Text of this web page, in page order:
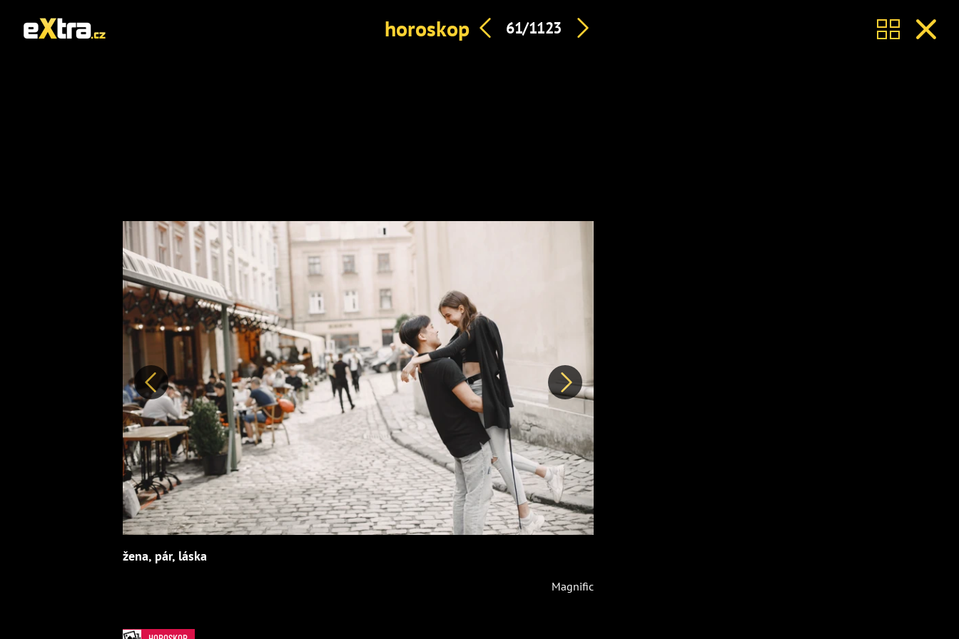
horoskop 61/1123
Předchozí Další
žena, pár, láska
Magnific